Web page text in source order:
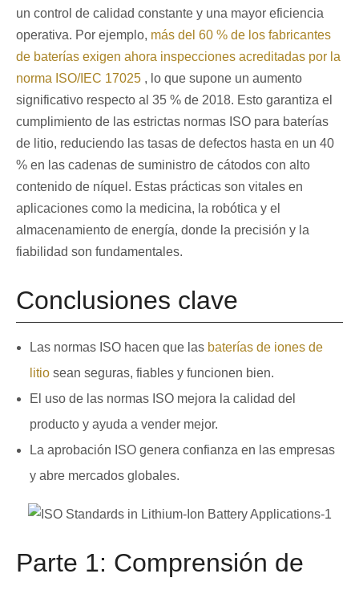
un control de calidad constante y una mayor eficiencia
operativa. Por ejemplo, más del 60 % de los fabricantes
de baterías exigen ahora inspecciones acreditadas por la
norma ISO/IEC 17025 , lo que supone un aumento
significativo respecto al 35 % de 2018. Esto garantiza el
cumplimiento de las estrictas normas ISO para baterías
de litio, reduciendo las tasas de defectos hasta en un 40
% en las cadenas de suministro de cátodos con alto
contenido de níquel. Estas prácticas son vitales en
aplicaciones como la medicina, la robótica y el
almacenamiento de energía, donde la precisión y la
fiabilidad son fundamentales.
Conclusiones clave
Las normas ISO hacen que las baterías de iones de
litio sean seguras, fiables y funcionen bien.
El uso de las normas ISO mejora la calidad del
producto y ayuda a vender mejor.
La aprobación ISO genera confianza en las empresas
y abre mercados globales.
Parte 1: Comprensión de